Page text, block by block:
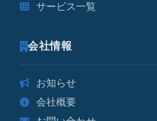
サービス一覧
会社情報
お知らせ
会社概要